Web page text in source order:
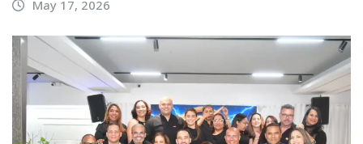
May 17, 2026